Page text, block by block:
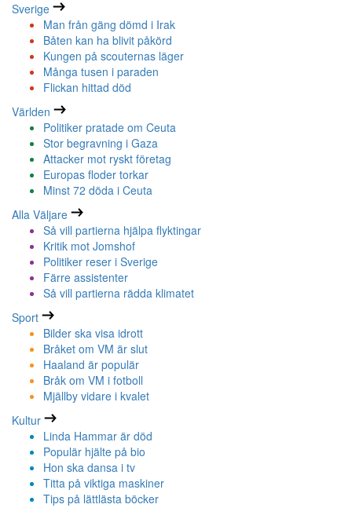
Sverige
Man från gäng dömd i Irak
Båten kan ha blivit påkörd
Kungen på scouternas läger
Många tusen i paraden
Flickan hittad död
Världen
Politiker pratade om Ceuta
Stor begravning i Gaza
Attacker mot ryskt företag
Europas floder torkar
Minst 72 döda i Ceuta
Alla Väljare
Så vill partierna hjälpa flyktingar
Kritik mot Jomshof
Politiker reser i Sverige
Färre assistenter
Så vill partierna rädda klimatet
Sport
Bilder ska visa idrott
Bråket om VM är slut
Haaland är populär
Bråk om VM i fotboll
Mjällby vidare i kvalet
Kultur
Linda Hammar är död
Populär hjälte på bio
Hon ska dansa i tv
Titta på viktiga maskiner
Tips på lättlästa böcker